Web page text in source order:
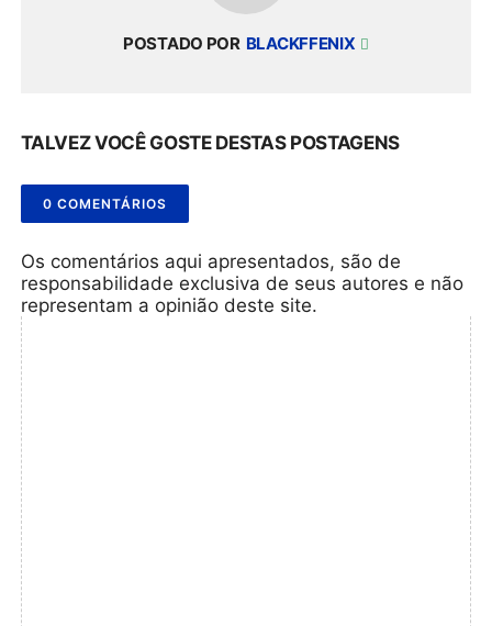
POSTADO POR BLACKFFENIX
TALVEZ VOCÊ GOSTE DESTAS POSTAGENS
0 COMENTÁRIOS
Os comentários aqui apresentados, são de
responsabilidade exclusiva de seus autores e não
representam a opinião deste site.